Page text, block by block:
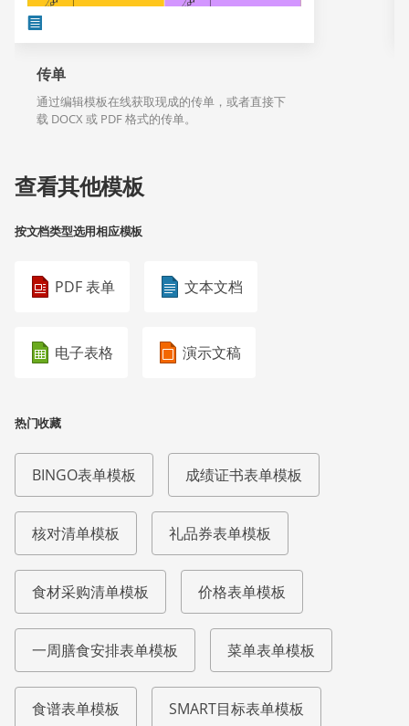
传单
通过编辑模板在线获取现成的传单，或者直接下
载 DOCX 或 PDF 格式的传单。
查看其他模板
按文档类型选用相应模板
PDF 表单 文本文档
电子表格 演示文稿
热门收藏
BINGO表单模板 成绩证书表单模板
核对清单模板 礼品券表单模板
食材采购清单模板 价格表单模板
一周膳食安排表单模板 菜单表单模板
食谱表单模板 SMART目标表单模板